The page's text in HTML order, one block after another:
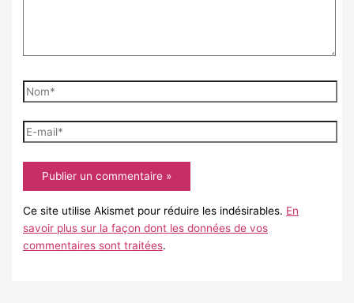
Nom*
E-
mail*
Ce site utilise Akismet pour réduire les indésirables. En
savoir plus sur la façon dont les données de vos
commentaires sont traitées.